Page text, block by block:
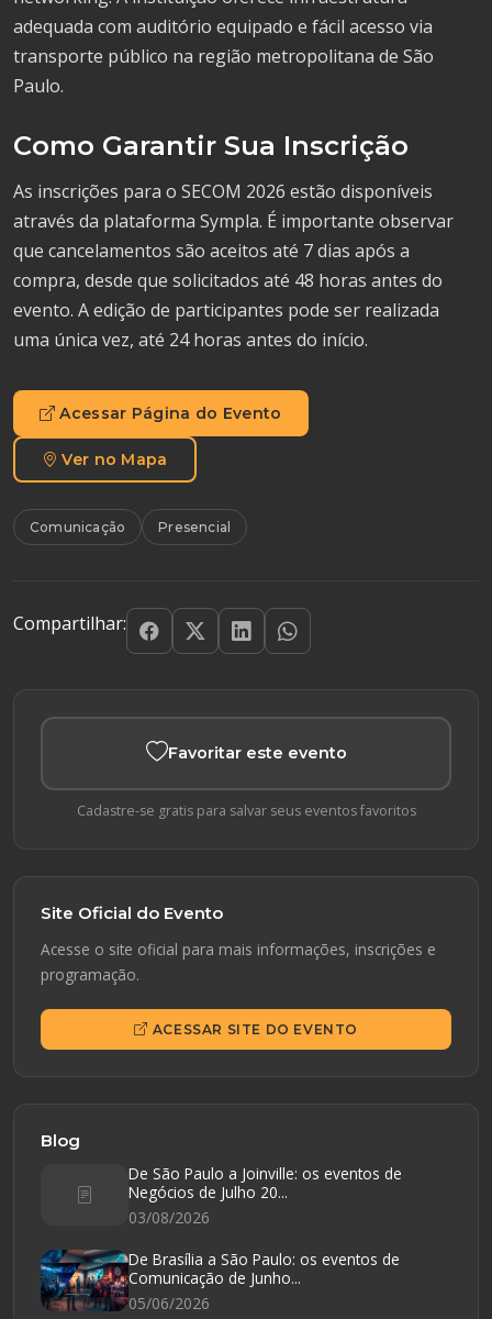
adequada com auditório equipado e fácil acesso via
transporte público na região metropolitana de São
Paulo.
Como Garantir Sua Inscrição
As inscrições para o SECOM 2026 estão disponíveis
através da plataforma Sympla. É importante observar
que cancelamentos são aceitos até 7 dias após a
compra, desde que solicitados até 48 horas antes do
evento. A edição de participantes pode ser realizada
uma única vez, até 24 horas antes do início.
Acessar Página do Evento
Ver no Mapa
Comunicação Presencial
Compartilhar:
Favoritar este evento
Cadastre-se gratis para salvar seus eventos favoritos
Site Oficial do Evento
Acesse o site oficial para mais informações, inscrições e
programação.
ACESSAR SITE DO EVENTO
Blog
De São Paulo a Joinville: os eventos de
Negócios de Julho 20...
03/08/2026
De Brasília a São Paulo: os eventos de
Comunicação de Junho...
05/06/2026